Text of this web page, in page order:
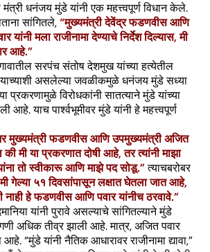
मंत्री धनंजय मुंडे यांनी एक महत्त्वपूर्ण विधान केले.
सांगितले,“मुख्यमंत्री देवेंद्र फडणवीस आणि
यांनी मला राजीनामा देण्याचे निर्देश दिल्यास, मी
आहे.”
सरपंच संतोष देशमुख यांच्या हत्येतील
याच्याशी असलेल्या जवळीकमुळे धनंजय मुंडे सध्या
विरोधकांनी सातत्याने मुंडे यांच्या
आहे. याच पार्श्वभूमीवर मुंडे यांनी हे महत्त्वपूर्ण
मुख्यमंत्री फडणवीस आणि उपमुख्यमंत्री अजित
मी या प्रकरणात दोषी आहे, तर त्यांनी माझा
तो स्वीकारू आणि माझे पद सोडू.”त्याचबरोबर
गेल्या ५१ दिवसांपासून लक्षात घेतला जात आहे,
हे फडणवीस आणि पवार यांनीच ठरवावे.”
यांनी पुरावे असल्याचे सांगितल्याने मुंडे
अधिक तीव्र झाली आहे. मात्र, अजित पवार
“मुंडे यांनी नैतिक आधारावर राजीनामा द्यावा,”